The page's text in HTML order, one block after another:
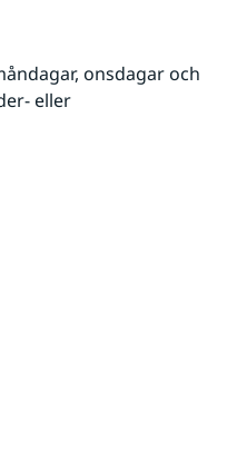
onsdagar och
eller